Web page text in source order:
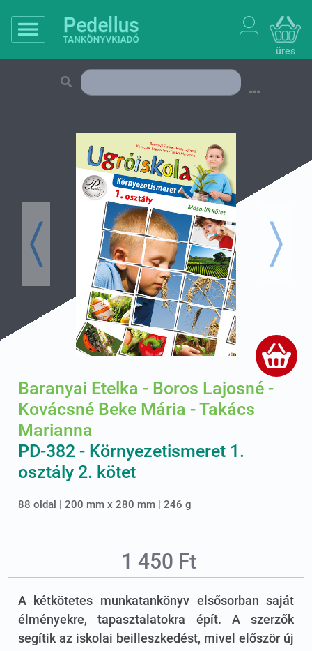
üres
Previous Next
Baranyai Etelka - Boros Lajosné -
Kovácsné Beke Mária - Takács
Marianna
PD-382 - Környezetismeret 1.
osztály 2. kötet
88 oldal | 200 mm x 280 mm | 246 g
1 450 Ft
A kétkötetes munkatankönyv elsősorban saját
élményekre, tapasztalatokra épít. A szerzők
segítik az iskolai beilleszkedést, mivel először új